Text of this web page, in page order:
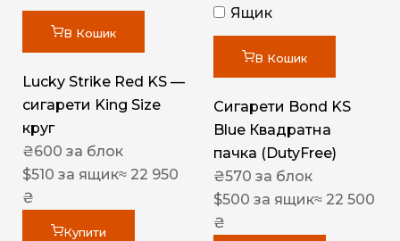
В Кошик
Lucky Strike Red KS —
сигарети King Size
круг
₴600 за блок
$510 за ящик≈ 22 950
₴
Купити
Ящик
В Кошик
Сигарети Bond KS
Blue Квадратна
пачка (DutyFree)
₴570 за блок
$500 за ящик≈ 22 500
₴